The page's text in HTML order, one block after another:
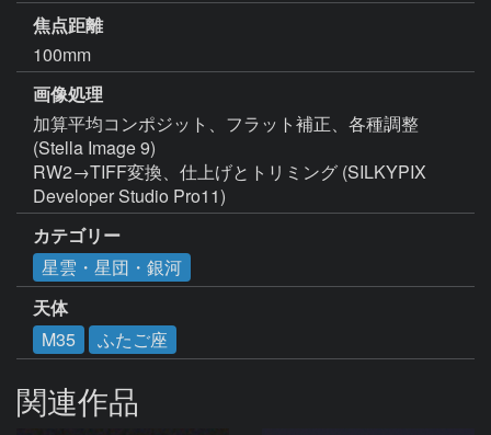
焦点距離
100mm
画像処理
加算平均コンポジット、フラット補正、各種調整
(Stella Image 9)
RW2→TIFF変換、仕上げとトリミング (SILKYPIX
Developer Studio Pro11)
カテゴリー
星雲・星団・銀河
天体
M35
ふたご座
関連作品